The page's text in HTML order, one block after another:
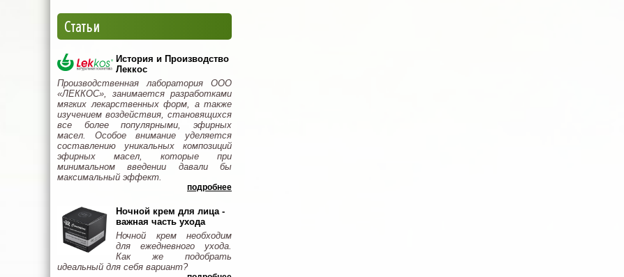
Статьи
История и Производство
Леккос
Производственная лаборатория ООО
«ЛЕККОС», занимается разработками
мягких лекарственных форм, а также
изучением воздействия, становящихся
все более популярными, эфирных
масел. Особое внимание уделяется
составлению уникальных композиций
эфирных масел, которые при
минимальном введении давали бы
максимальный эффект.
подробнее
Ночной крем для лица -
важная часть ухода
Ночной крем необходим
для ежедневного ухода.
Как же подобрать
идеальный для себя вариант?